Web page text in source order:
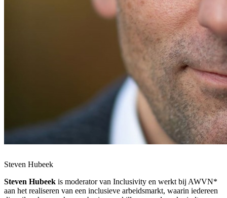
Steven Hubeek
Steven Hubeek is moderator van Inclusivity en werkt bij AWVN*
aan het realiseren van een inclusieve arbeidsmarkt, waarin iedereen